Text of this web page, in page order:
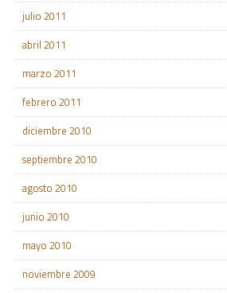
julio 2011
abril 2011
marzo 2011
febrero 2011
diciembre 2010
septiembre 2010
agosto 2010
junio 2010
mayo 2010
noviembre 2009